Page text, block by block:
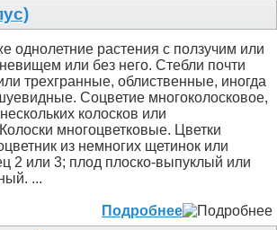
однолетние растения с ползучим или
или без него. Стебли почти
трехгранные, облиственные, иногда
Соцветие многоколосковое,
колосков или
многоцветковые. Цветки
из немногих щетинок или
2 или 3; плод плоско-выпуклый или
...
Подробнее